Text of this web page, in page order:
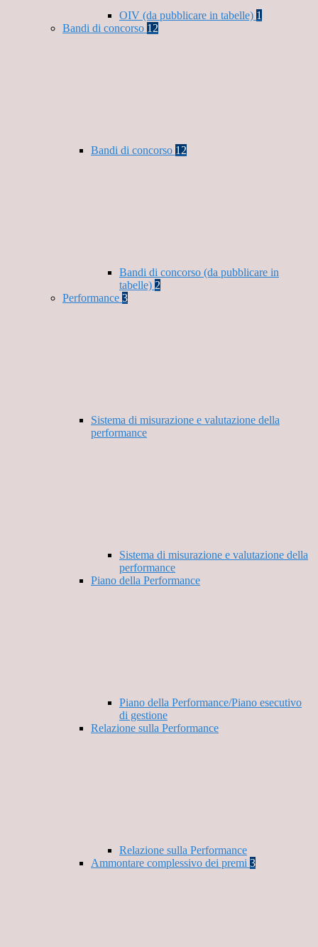
OIV (da pubblicare in tabelle) 1
Bandi di concorso 12
Bandi di concorso 12
Bandi di concorso (da pubblicare in
tabelle) 2
Performance 3
Sistema di misurazione e valutazione della
performance
Sistema di misurazione e valutazione della
performance
Piano della Performance
Piano della Performance/Piano esecutivo
di gestione
Relazione sulla Performance
Relazione sulla Performance
Ammontare complessivo dei premi 3